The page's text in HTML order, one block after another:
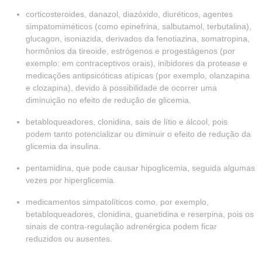
corticosteroides, danazol, diazóxido, diuréticos, agentes
simpatomiméticos (como epinefrina, salbutamol, terbutalina),
glucagon, isoniazida, derivados da fenotiazina, somatropina,
hormônios da tireoide, estrógenos e progestágenos (por
exemplo: em contraceptivos orais), inibidores da protease e
medicações antipsicóticas atípicas (por exemplo, olanzapina
e clozapina), devido à possibilidade de ocorrer uma
diminuição no efeito de redução de glicemia.
betabloqueadores, clonidina, sais de lítio e álcool, pois
podem tanto potencializar ou diminuir o efeito de redução da
glicemia da insulina.
pentamidina, que pode causar hipoglicemia, seguida algumas
vezes por hiperglicemia.
medicamentos simpatolíticos como, por exemplo,
betabloqueadores, clonidina, guanetidina e reserpina, pois os
sinais de contra-regulação adrenérgica podem ficar
reduzidos ou ausentes.